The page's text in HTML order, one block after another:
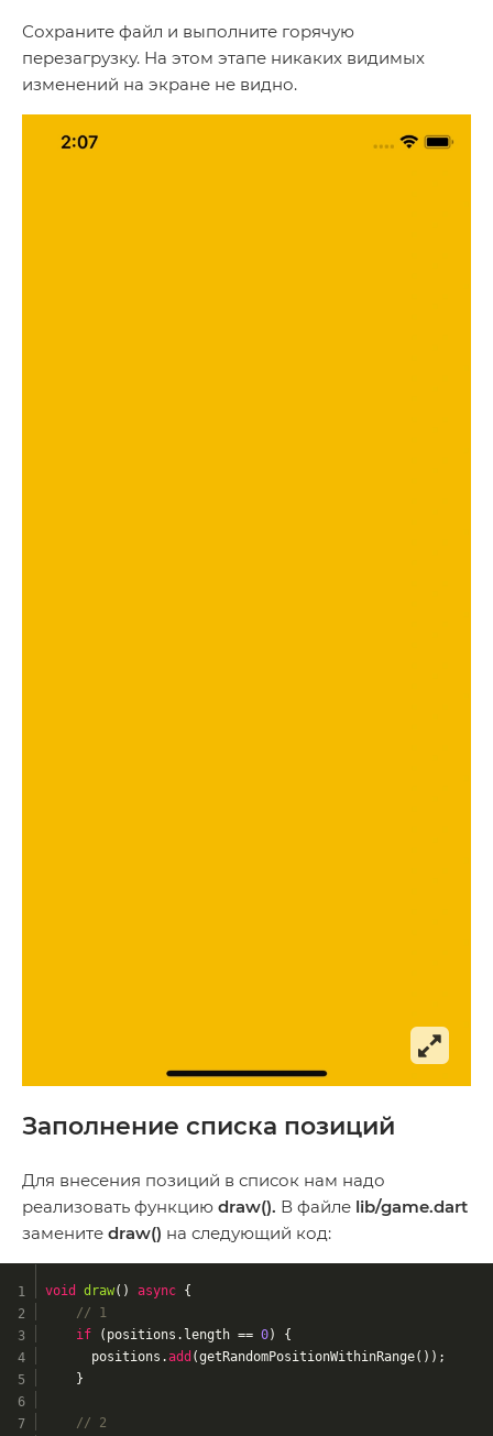
Сохраните файл и выполните горячую
перезагрузку. На этом этапе никаких видимых
изменений на экране не видно.
Заполнение списка позиций
Для внесения позиций в список нам надо
реализовать функцию draw(). В файле lib/game.dart
замените draw() на следующий код:
void draw( ) async {
// 1
if (positions.length == 0) {
      positions.
add (getRandomPositionWithinRange());
    }
// 2